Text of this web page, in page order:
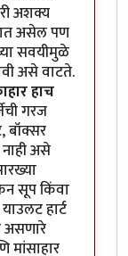
अशक्य
असेल पण
सवयीमुळे
असे वाटते.
हाच
गरज
असे
सूप किंवा
हार्ट
असणारे
मांसाहार